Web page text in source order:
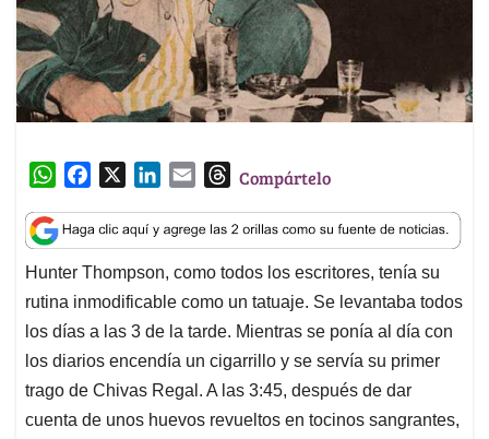
W
a
t
s
A
p
p
c
e
b
o
o
k
n
k
e
d
I
n
a
i
l
T
r
e
a
d
s
Compártelo
Hunter Thompson, como todos los escritores, tenía su
rutina inmodificable como un tatuaje. Se levantaba todos
los días a las 3 de la tarde. Mientras se ponía al día con
los diarios encendía un cigarrillo y se servía su primer
trago de Chivas Regal. A las 3:45, después de dar
cuenta de unos huevos revueltos en tocinos sangrantes,